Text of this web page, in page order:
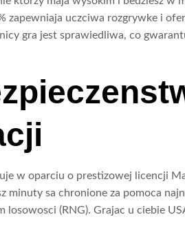
zapewniaja uczciwa rozgrywke i
gra jest sprawiedliwa, co
w oparciu o prestizowej licencji
minuty sa chronione za pomoca
(RNG). Grajac u ciebie